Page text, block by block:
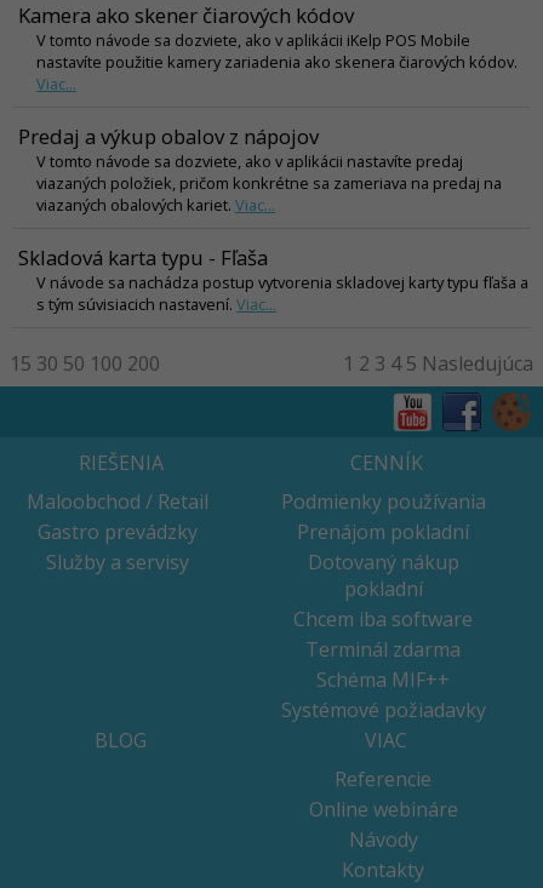
Kamera ako skener čiarových kódov
V tomto návode sa dozviete, ako v aplikácii iKelp POS Mobile
nastavíte použitie kamery zariadenia ako skenera čiarových kódov.
Viac...
Predaj a výkup obalov z nápojov
V tomto návode sa dozviete, ako v aplikácii nastavíte predaj
viazaných položiek, pričom konkrétne sa zameriava na predaj na
viazaných obalových kariet. Viac...
Skladová karta typu - Fľaša
V návode sa nachádza postup vytvorenia skladovej karty typu fľaša a
s tým súvisiacich nastavení. Viac...
15 30 50 100 200 1 2 3 4 5 Nasledujúca
RIEŠENIA
Maloobchod / Retail
Gastro prevádzky
Služby a servisy
CENNÍK
Podmienky používania
Prenájom pokladní
Dotovaný nákup
pokladní
Chcem iba software
Terminál zdarma
Schéma MIF++
Systémové požiadavky
BLOG
VIAC
Referencie
Online webináre
Návody
Kontakty